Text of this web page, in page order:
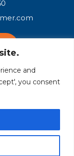
and
you consent